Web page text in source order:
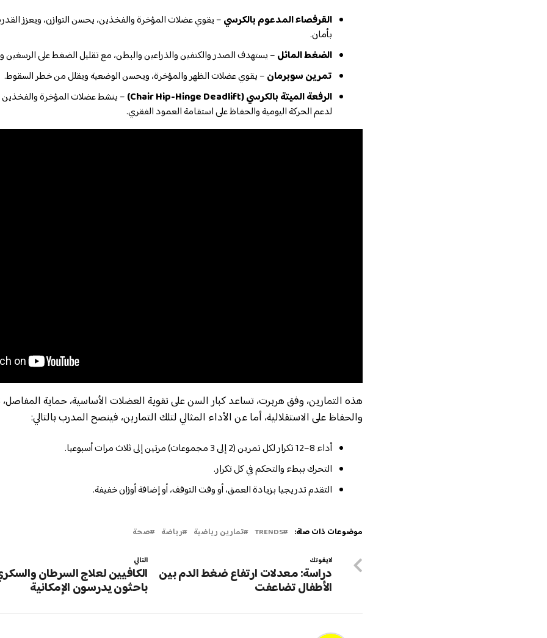
القرفصاء المدعوم بالكرسي– يقوي عضلات المؤخرة والفخذين، يحسن التوازن، ويعزز
بأمان.
الضغط المائل– يستهدف الصدر والكتفين والذراعين والبطن، مع تقليل الضغط على الرسغين
تمرين سوبرمان– يقوي عضلات الظهر والمؤخرة، ويحسن الوضعية ويقلل من خطر السقوط.
الرفعة الميتة بالكرسي (Chair Hip-Hinge Deadlift)
– ينشط عضلات المؤخرة والفخذين
لدعم الحركة اليومية والحفاظ على استقامة العمود الفقري.
هذه التمارين، وفق هربرت، تساعد كبار السن على تقوية العضلات الأساسية، حماية
والحفاظ على الاستقلالية، أما عن الأداء المثالي لتلك التمارين، فينصح المدرب بالتالي:
أداء 8–12 تكرار لكل تمرين (2 إلى 3 مجموعات) مرتين إلى ثلاث مرات أسبوعيا.
التحرك ببطء والتحكم في كل تكرار.
التقدم تدريجيا بزيادة العمق، أو وقت التوقف، أو إضافة أوزان خفيفة.
موضوعات ذات صلة: TRENDS تمارين رياضية رياضة صحة
التالي
الكافيين لعلاج السرطان
باحثون يدرسون الإمكانية
لايفوتك
دراسة: معدلات ارتفاع ضغط الدم بين
الأطفال تضاعفت